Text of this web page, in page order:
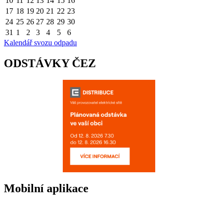
17 18 19 20 21 22 23
24 25 26 27 28 29 30
31 1 2 3 4 5
6
Kalendář svozu odpadu
ODSTÁVKY ČEZ
Mobilní aplikace